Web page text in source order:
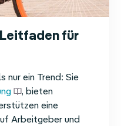
für
nur ein Trend: Sie
, bieten
eine
Arbeitgeber und